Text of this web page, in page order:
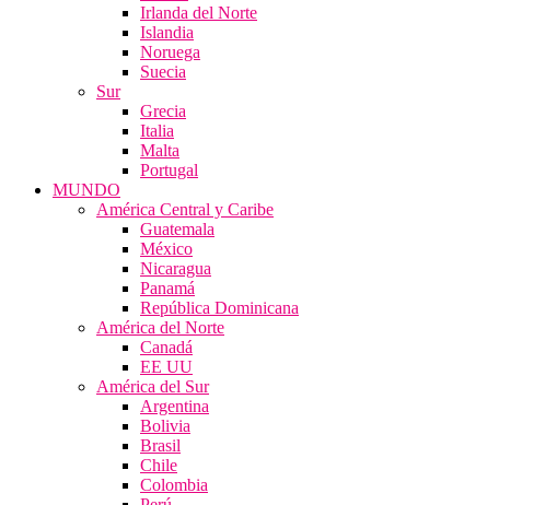
Irlanda del Norte
Islandia
Noruega
Suecia
Sur
Grecia
Italia
Malta
Portugal
MUNDO
América Central y Caribe
Guatemala
México
Nicaragua
Panamá
República Dominicana
América del Norte
Canadá
EE UU
América del Sur
Argentina
Bolivia
Brasil
Chile
Colombia